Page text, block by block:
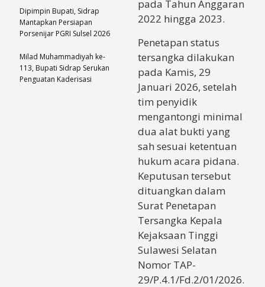
pada Tahun Anggaran
2022 hingga 2023.
Penetapan status
tersangka dilakukan
pada Kamis, 29
Januari 2026, setelah
tim penyidik
mengantongi minimal
dua alat bukti yang
sah sesuai ketentuan
hukum acara pidana.
Keputusan tersebut
dituangkan dalam
Surat Penetapan
Tersangka Kepala
Kejaksaan Tinggi
Sulawesi Selatan
Nomor TAP-
29/P.4.1/Fd.2/01/2026.
Dipimpin Bupati, Sidrap
Mantapkan Persiapan
Porsenijar PGRI Sulsel 2026
Milad Muhammadiyah ke-
113, Bupati Sidrap Serukan
Penguatan Kaderisasi